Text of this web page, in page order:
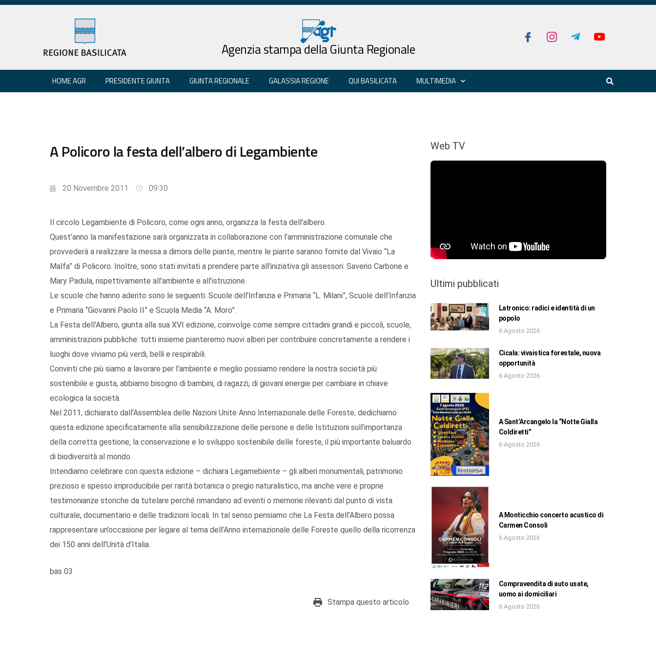
Agenzia stampa della Giunta Regionale
HOME AGR PRESIDENTE GIUNTA GIUNTA REGIONALE GALASSIA REGIONE QUI BASILICATA MULTIMEDIA
A Policoro la festa dell’albero di Legambiente
20 Novembre 2011 09:30
Il circolo Legambiente di Policoro, come ogni anno, organizza la festa dell’albero.
Quest’anno la manifestazione sarà organizzata in collaborazione con l’amministrazione comunale che
provvederà a realizzare la messa a dimora delle piante, mentre le piante saranno fornite dal Vivaio “La
Malfa” di Policoro. Inoltre, sono stati invitati a prendere parte all’iniziativa gli assessori: Saverio Carbone e
Mary Padula, rispettivamente all’ambiente e all’istruzione.
Le scuole che hanno aderito sono le seguenti: Scuole dell’Infanzia e Primaria “L. Milani”, Scuole dell’Infanzia
e Primaria “Giovanni Paolo II” e Scuola Media “A. Moro”.
La Festa dell'Albero, giunta alla sua XVI edizione, coinvolge come sempre cittadini grandi e piccoli, scuole,
amministrazioni pubbliche: tutti insieme pianteremo nuovi alberi per contribuire concretamente a rendere i
luoghi dove viviamo più verdi, belli e respirabili.
Convinti che più siamo a lavorare per l’ambiente e meglio possiamo rendere la nostra società più
sostenibile e giusta, abbiamo bisogno di bambini, di ragazzi, di giovani energie per cambiare in chiave
ecologica la società.
Nel 2011, dichiarato dall’Assemblea delle Nazioni Unite Anno Internazionale delle Foreste, dedichiamo
questa edizione specificatamente alla sensibilizzazione delle persone e delle Istituzioni sull’importanza
della corretta gestione, la conservazione e lo sviluppo sostenibile delle foreste, il più importante baluardo
di biodiversità al mondo.
Intendiamo celebrare con questa edizione – dichiara Legamebiente – gli alberi monumentali, patrimonio
prezioso e spesso irriproducibile per rarità botanica o pregio naturalistico, ma anche vere e proprie
testimonianze storiche da tutelare perché rimandano ad eventi o memorie rilevanti dal punto di vista
culturale, documentario e delle tradizioni locali. In tal senso pensiamo che La Festa dell’Albero possa
rappresentare un’occasione per legare al tema dell’Anno internazionale delle Foreste quello della ricorrenza
dei 150 anni dell’Unità d’Italia.
bas 03
Stampa questo articolo
Web TV
Ultimi pubblicati
Latronico: radici e identità di un
popolo
6 Agosto 2026
Cicala: vivaistica forestale, nuova
opportunità
6 Agosto 2026
A Sant’Arcangelo la “Notte Gialla
Coldiretti”
6 Agosto 2026
A Monticchio concerto acustico di
Carmen Consoli
6 Agosto 2026
Compravendita di auto usate,
uomo ai domiciliari
6 Agosto 2026